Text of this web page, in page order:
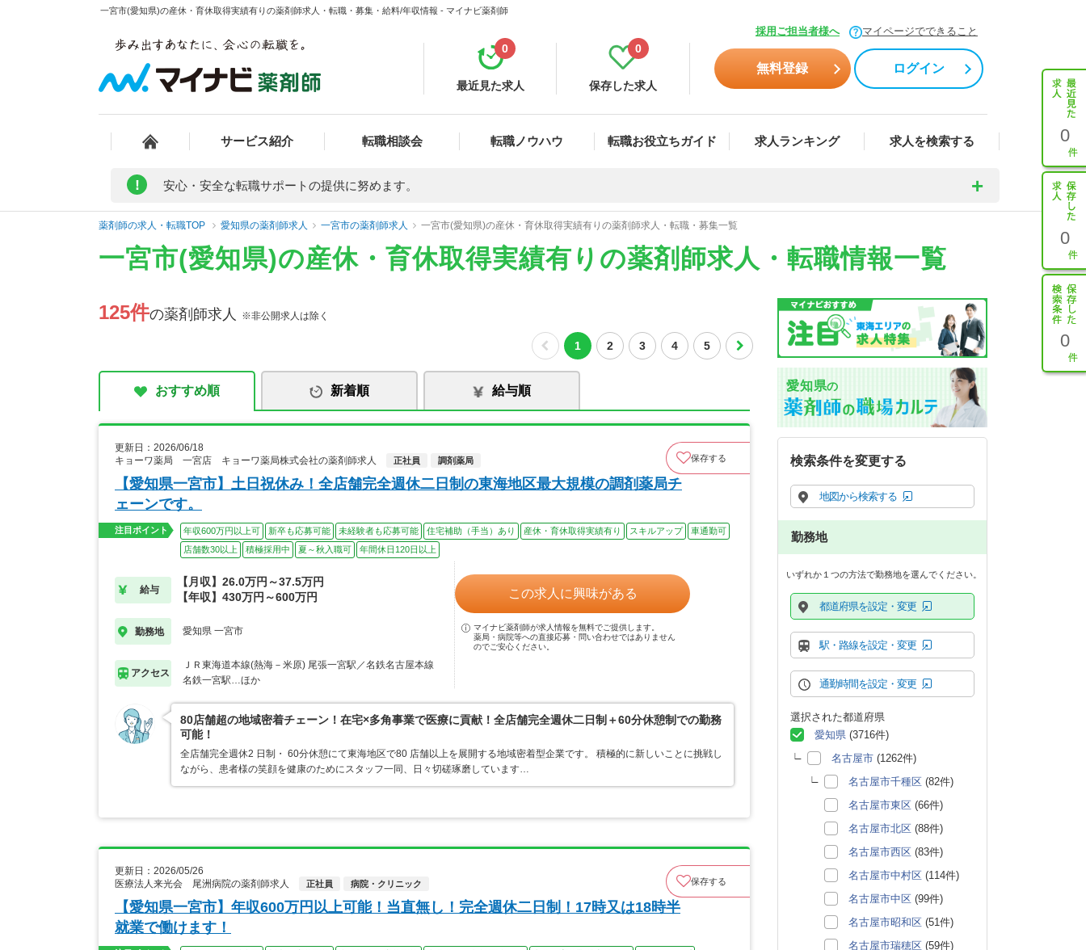
一宮市(愛知県)の産休・育休取得実績有りの薬剤師求人・転職・募集・給料/年収情報 - マイナビ薬剤師
採用ご担当者様へ マイページでできること
最近見た求人
0
保存した求人
0
無料登録 ログイン
サービス紹介 転職相談会 転職ノウハウ 転職お役立ちガイド 求人ランキング 求人を検索する 0
0
0
! 安心・安全な転職サポートの提供に努めます。
薬剤師の求人・転職TOP 愛知県の薬剤師求人 一宮市の薬剤師求人 一宮市(愛知県)の産休・育休取得実績有りの薬剤師求人・転職・募集一覧
一宮市(愛知県)の産休・育休取得実績有りの薬剤師求人・転職情報一覧
125件の薬剤師求人 ※非公開求人は除く
1 2 3 4 5
おすすめ順 新着順 給与順
更新日：2026/06/18
キョーワ薬局 一宮店 キョーワ薬局株式会社の薬剤師求人
正社員 調剤薬局 保存する
【愛知県一宮市】土日祝休み！全店舗完全週休二日制の東海地区最大規模の調剤薬局チ
ェーンです。
注目ポイント 年収600万円以上可 新卒も応募可能 未経験者も応募可能 住宅補助（手当）あり 産休・育休取得実績有り スキルアップ
車通勤可
店舗数30以上
積極採用中 夏～秋入職可 年間休日120日以上
給与
【月収】26.0万円～37.5万円
【年収】430万円～600万円
勤務地 愛知県 一宮市
アクセス
ＪＲ東海道本線(熱海－米原) 尾張一宮駅／名鉄名古屋本線
名鉄一宮駅…ほか
この求人に興味がある
マイナビ薬剤師が求人情報を無料でご提供します。
薬局・病院等への直接応募・問い合わせではありません
のでご安心ください。
80店舗超の地域密着チェーン！在宅×多角事業で医療に貢献！全店舗完全週休二日制＋60分休憩制での勤務
可能！
全店舗完全週休2 日制・ 60分休憩にて東海地区で80 店舗以上を展開する地域密着型企業です。 積極的に新しいことに挑戦し
ながら、患者様の笑顔を健康のためにスタッフ一同、日々切磋琢磨しています…
更新日：2026/05/26
医療法人来光会 尾洲病院の薬剤師求人
正社員 病院・クリニック 保存する
【愛知県一宮市】年収600万円以上可能！当直無し！完全週休二日制！17時又は18時半
就業で働けます！
愛知県の
検索条件を変更する
地図から検索する
勤務地
いずれか１つの方法で勤務地を選んでください。
都道府県を設定・変更
駅・路線を設定・変更
通勤時間を設定・変更
選択された都道府県
愛知県 (3716件)
名古屋市 (1262件)
名古屋市千種区 (82件)
名古屋市東区 (66件)
名古屋市北区 (88件)
名古屋市西区 (83件)
名古屋市中村区 (114件)
名古屋市中区 (99件)
名古屋市昭和区 (51件)
名古屋市瑞穂区 (59件)